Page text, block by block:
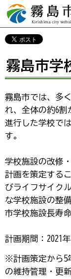
霧島市 Kirishima
city website
霧島市学
霧島市では、多
れ、全体の約6割
進行した学校で
す。
学校施設の改修
計画を策定する
びライフサイク
な学校施設の整
市学校施設長寿
計画期間：2021
※計画策定から5
の維持管理・更